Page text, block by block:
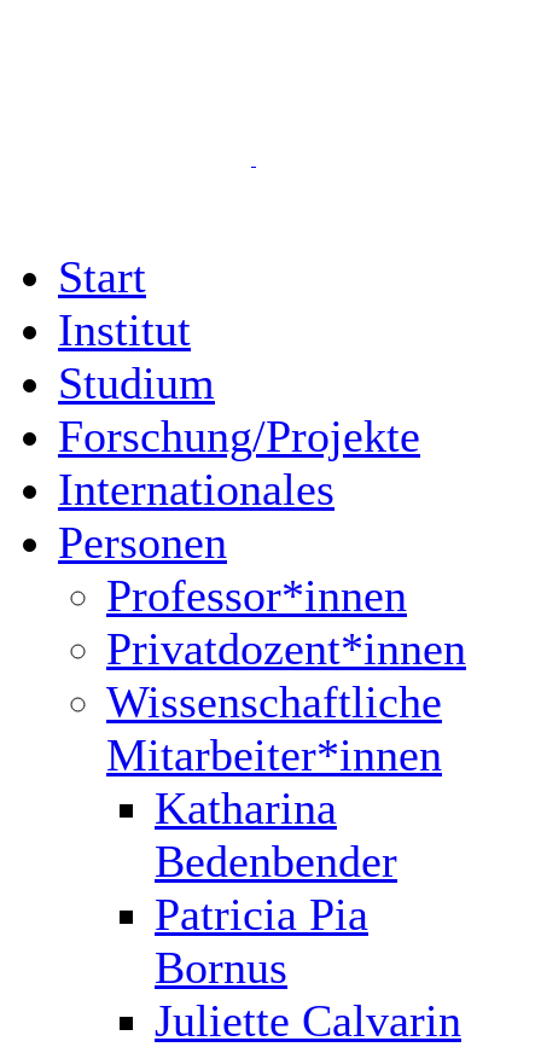
Start
Institut
Studium
Forschung/Projekte
Internationales
Personen
Professor*innen
Privatdozent*innen
Wissenschaftliche
Mitarbeiter*innen
Katharina
Bedenbender
Patricia Pia
Bornus
Juliette Calvarin